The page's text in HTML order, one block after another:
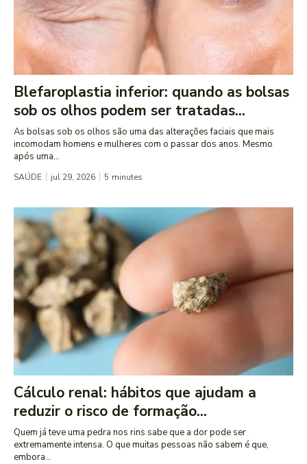
Blefaroplastia inferior: quando as bolsas
sob os olhos podem ser tratadas...
As bolsas sob os olhos são uma das alterações faciais que mais
incomodam homens e mulheres com o passar dos anos. Mesmo
após uma...
SAÚDE jul 29, 2026 5 minutes
Cálculo renal: hábitos que ajudam a
reduzir o risco de formação...
Quem já teve uma pedra nos rins sabe que a dor pode ser
extremamente intensa. O que muitas pessoas não sabem é que,
embora...